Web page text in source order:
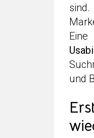
und